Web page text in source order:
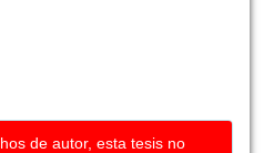
de autor, esta tesis no